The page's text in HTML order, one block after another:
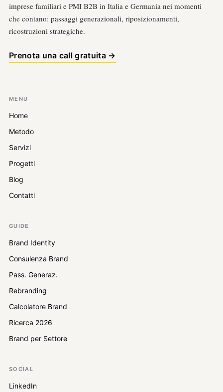
imprese familiari e PMI B2B in Italia e Germania nei momenti
che contano: passaggi generazionali, riposizionamenti,
ricostruzioni strategiche.
Prenota una call gratuita →
MENU
Home
Metodo
Servizi
Progetti
Blog
Contatti
GUIDE
Brand Identity
Consulenza Brand
Pass. Generaz.
Rebranding
Calcolatore Brand
Ricerca 2026
Brand per Settore
SOCIAL
LinkedIn